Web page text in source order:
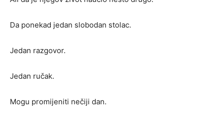
Da ponekad jedan slobodan stolac.
Jedan razgovor.
Jedan ručak.
Mogu promijeniti nečiji dan.